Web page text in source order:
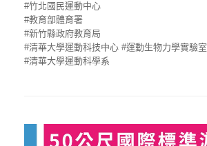
#竹北國民運動中心
#教育部體育署
#新竹縣政府教育局
#清華大學運動科技中心 #運動生物力學實驗室
#清華大學運動科學系